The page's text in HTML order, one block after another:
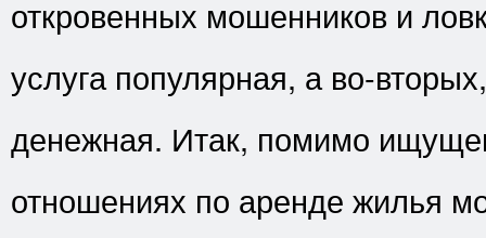
откровенных мошенников и
услуга популярная, а во-
денежная. Итак, помимо
отношениях по аренде жилья